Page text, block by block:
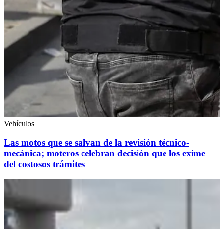
Vehículos
Las motos que se salvan de la revisión técnico-
mecánica; moteros celebran decisión que los exime
del costosos trámites